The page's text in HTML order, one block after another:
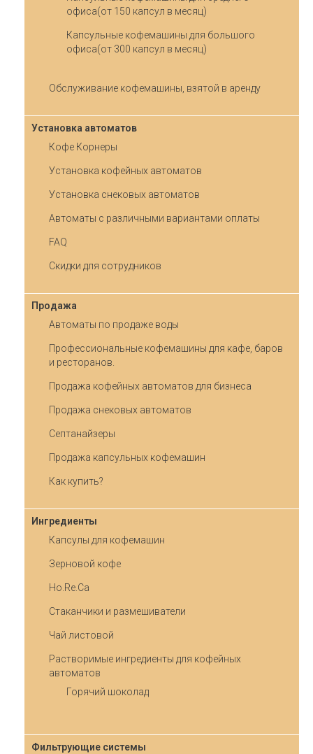
офиса(от 150 капсул в месяц)
Капсульные кофемашины для большого
офиса(от 300 капсул в месяц)
Обслуживание кофемашины, взятой в аренду
Установка автоматов
Кофе Корнеры
Установка кофейных автоматов
Установка снековых автоматов
Автоматы с различными вариантами оплаты
FAQ
Скидки для сотрудников
Продажа
Автоматы по продаже воды
Профессиональные кофемашины для кафе, баров
и ресторанов.
Продажа кофейных автоматов для бизнеса
Продажа снековых автоматов
Септанайзеры
Продажа капсульных кофемашин
Как купить?
Ингредиенты
Капсулы для кофемашин
Зерновой кофе
Ho.Re.Ca
Стаканчики и размешиватели
Чай листовой
Растворимые ингредиенты для кофейных
автоматов
Горячий шоколад
Фильтрующие системы